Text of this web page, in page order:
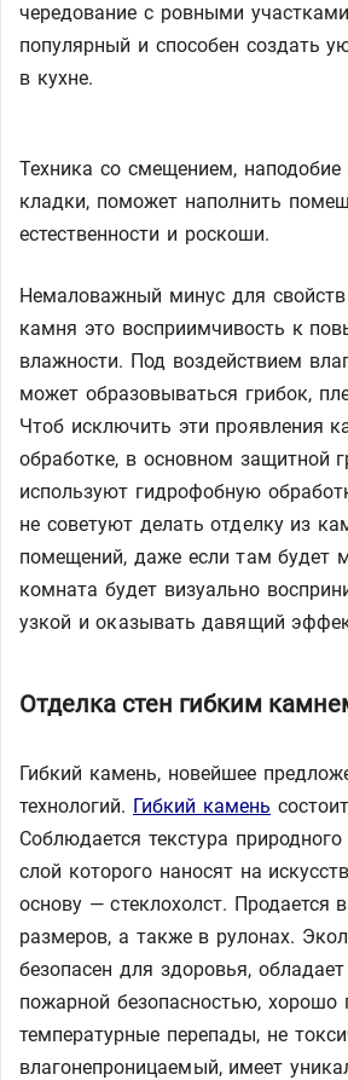
чередование с ровными
популярный и способен создать
в кухне.
Техника со смещением, наподобие
кладки, поможет наполнить
естественности и роскоши.
Немаловажный минус для свойств
камня это восприимчивость к
влажности. Под воздействием
может образовываться грибок,
Чтоб исключить эти проявления
обработке, в основном защитной
используют гидрофобную
не советуют делать отделку из
помещений, даже если там будет
комната будет визуально
узкой и оказывать давящий
Отделка стен гибким
Гибкий камень, новейшее
технологий. Гибкий камень
Соблюдается текстура
слой которого наносят на
основу — стеклохолст. Продается
размеров, а также в рулонах.
безопасен для здоровья,
пожарной безопасностью, хорошо
температурные перепады, не
влагонепроницаемый, имеет